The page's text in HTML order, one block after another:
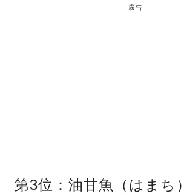
廣告
第3位：油甘魚（はまち）